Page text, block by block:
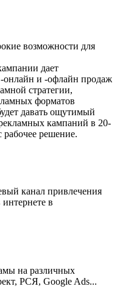
возможности для
дает
-онлайн и -офлайн продаж
стратегии,
форматов
давать ощутимый
кампаний в 20-
рабочее решение.
канал привлечения
в
на различных
РСЯ, Google Ads...